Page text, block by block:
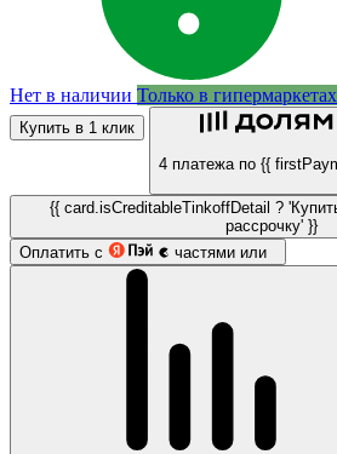
Нет в наличии Только в гипермаркетах
Купить в 1 клик
4 платежа по {{
{{ card.isCreditableTinkoffDetail ?
рассрочку' }}
Оплатить с
частями или